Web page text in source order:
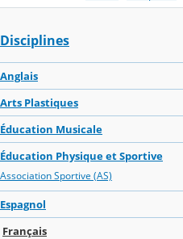
Disciplines
Anglais
Arts Plastiques
Éducation Musicale
Éducation Physique et Sportive
Association Sportive (AS)
Espagnol
Français